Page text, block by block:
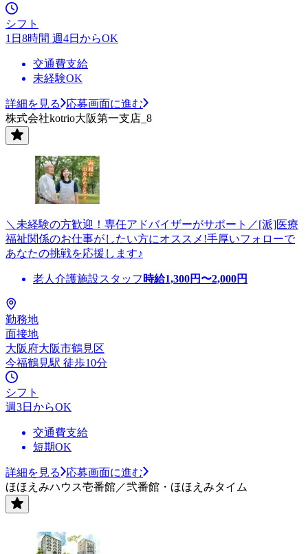
シフト
1日8時間 週4日からOK
交通費支給
未経験OK
詳細を見る
応募画面に進む
株式会社kotrio大阪第一支店_8
＼未経験の方歓迎！専任アドバイザーがサポート／[派]医療
福祉関係のお仕事がしたい方にオススメ!手厚いフォローで
あなたの挑戦を応援します♪
老人介護施設スタッフ 時給1,300円〜2,000円
勤務地
面接地
大阪府大阪市鶴見区
今福鶴見駅 徒歩10分
シフト
週3日からOK
交通費支給
短期OK
詳細を見る
応募画面に進む
ほほえみハウス壱番館／弐番館・ほほえみタイム